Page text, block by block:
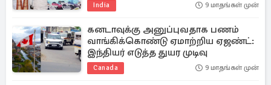
India 9 மாதங்கள் முன்
கனடாவுக்கு அனுப்புவதாக பணம்
வாங்கிக்கொண்டு ஏமாற்றிய ஏஜண்ட்:
இந்தியர் எடுத்த துயர முடிவு
Canada 9 மாதங்கள் முன்